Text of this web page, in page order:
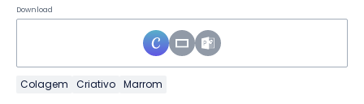
Download
Colagem Criativo Marrom